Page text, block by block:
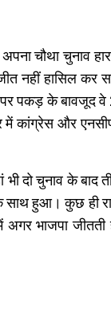
चौथा चुनाव
नहीं हासिल कर
पकड़ के बावजूद
कांग्रेस और
दो चुनाव के बाद
हुआ। कुछ ही
भाजपा जीतती